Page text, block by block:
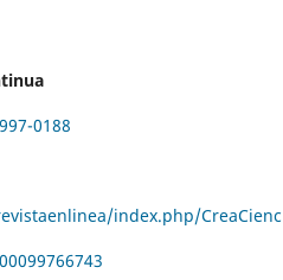
0188
index.php/